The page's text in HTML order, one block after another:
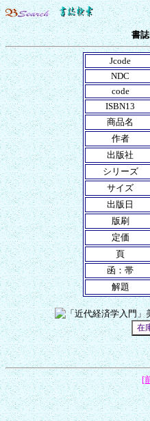
書
Jcode
NDC
code
ISBN13
商品名
作者
出版社
シリーズ
サイズ
出版日
版刷
定価
頁
函：帯
解題
[